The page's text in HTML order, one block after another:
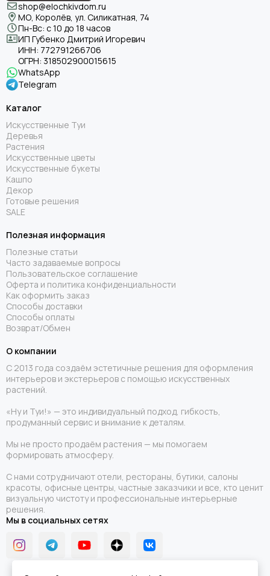
shop@elochkivdom.ru
МО, Королёв, ул. Силикатная, 74
Пн-Вс: с 10 до 18 часов
ИП Губенко Дмитрий Игоревич
ИНН: 772791266706
ОГРН: 318502900015615
WhatsApp
Telegram
Каталог
Искусственные Туи
Деревья
Растения
Искусственные цветы
Искусственные букеты
Кашпо
Декор
Готовые решения
SALE
Полезная информация
Полезные статьи
Часто задаваемые вопросы
Пользовательское соглашение
Оферта и политика конфиденциальности
Как оформить заказ
Способы доставки
Способы оплаты
Возврат/Обмен
О компании
С 2013 года создаём эстетичные решения для оформления
интерьеров и экстерьеров с помощью искусственных
растений.
«Ну и Туи!» — это индивидуальный подход, гибкость,
продуманный сервис и внимание к деталям.
Мы не просто продаём растения — мы помогаем
формировать атмосферу.
С нами сотрудничают отели, рестораны, бутики, салоны
красоты, офисные центры, частные заказчики и все, кто ценит
визуальную чистоту и профессиональные интерьерные
решения.
Мы в социальных сетях